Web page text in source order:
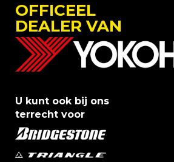
OFFICEEL
DEALER VAN
U kunt ook bij ons
terrecht voor